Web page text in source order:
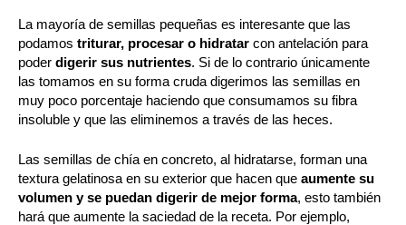
La mayoría de semillas pequeñas es interesante que las
podamos triturar, procesar o hidratar con antelación para
poder digerir sus nutrientes. Si de lo contrario únicamente
las tomamos en su forma cruda digerimos las semillas en
muy poco porcentaje haciendo que consumamos su fibra
insoluble y que las eliminemos a través de las heces.
Las semillas de chía en concreto, al hidratarse, forman una
textura gelatinosa en su exterior que hacen que aumente su
volumen y se puedan digerir de mejor forma, esto también
hará que aumente la saciedad de la receta. Por ejemplo,